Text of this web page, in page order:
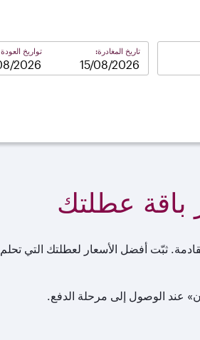
تاريخ المغادرة: تواريخ العودة
عند الوصول إلى مرحلة الدفع.